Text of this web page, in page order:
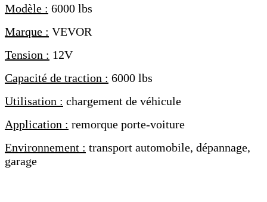
Modèle : 6000 lbs
Marque : VEVOR
Tension : 12V
Capacité de traction : 6000 lbs
Utilisation : chargement de véhicule
Application : remorque porte-voiture
Environnement : transport automobile, dépannage,
garage